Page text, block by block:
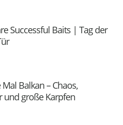
Successful Baits | Tag der
Balkan – Chaos,
und große Karpfen